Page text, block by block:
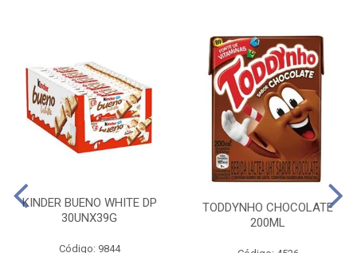
KINDER BUENO WHITE DP
30UNX39G
Código: 9844
TODDYNHO CHOCOLATE
200ML